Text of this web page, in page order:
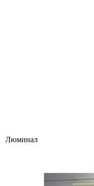
Люминал